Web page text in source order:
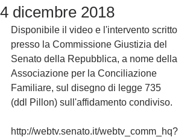
4 dicembre 2018
Disponibile il video e l'intervento scritto
presso la Commissione Giustizia del
Senato della Repubblica, a nome della
Associazione per la Conciliazione
Familiare, sul disegno di legge 735
(ddl Pillon) sull'affidamento condiviso.
http://webtv.senato.it/webtv_comm_hq?